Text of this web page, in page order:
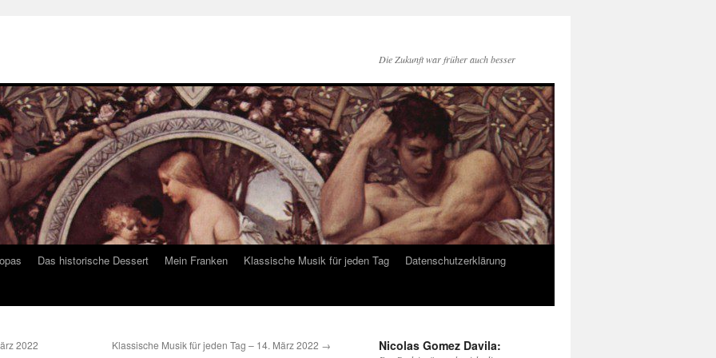
Die Zukunft war früher auch besser
Das historische Dessert Mein Franken Klassische Musik für jeden Tag
Datenschutzerklärung
2022 Klassische Musik für jeden Tag – 14. März 2022 → Nicolas Gomez Davila: